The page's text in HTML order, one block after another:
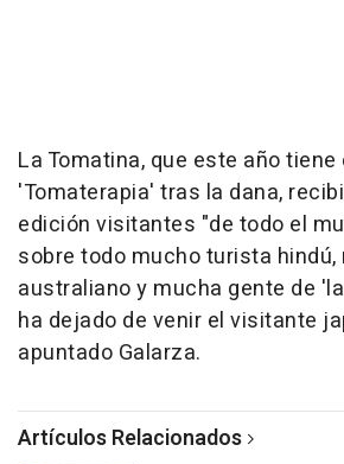
La Tomatina, que este año
'Tomaterapia' tras la dana,
edición visitantes "de todo el
sobre todo mucho turista hindú,
australiano y mucha gente de
ha dejado de venir el visitante
apuntado Galarza.
Artículos Relacionados